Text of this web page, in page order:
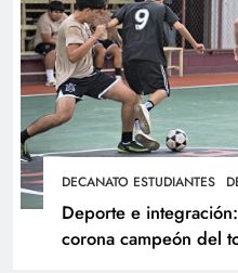
DECANATO ESTUDIANTES
Deporte e
corona campeón del